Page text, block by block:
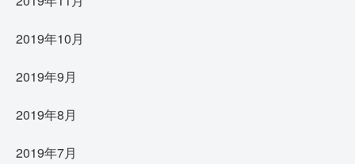
2019年10月
2019年9月
2019年8月
2019年7月